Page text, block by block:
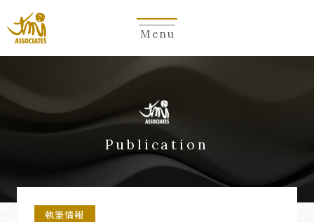
Menu
Publication
執筆情報